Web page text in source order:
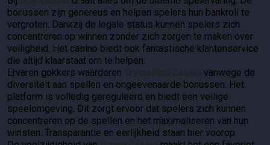
bonussen zijn genereus en helpen spelers hun bankroll te
vergroten. Dankzij de legale status kunnen spelers zich
concentreren op winnen zonder zich zorgen te maken over
veiligheid. Het casino biedt ook fantastische klantenservice
die altijd klaarstaat om te helpen.
Ervaren gokkers waarderen
vanwege de
diversiteit aan spellen en ongeëvenaarde bonussen. Het
platform is volledig gereguleerd en biedt een veilige
speelomgeving. Dit zorgt ervoor dat spelers zich kunnen
concentreren op de spellen en het maximaliseren van hun
winsten. Transparantie en eerlijkheid staan hier voorop.